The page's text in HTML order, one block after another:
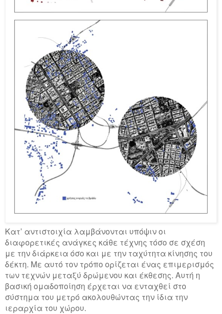
Κατ’ αντιστοιχία λαμβάνονται υπόψιν οι
διαφορετικές ανάγκες κάθε τέχνης τόσο σε σχέση
με την διάρκεια όσο και με την ταχύτητα κίνησης του
δέκτη. Με αυτό τον τρόπο ορίζεται ένας επιμερισμός
των τεχνών μεταξύ δρώμενου και έκθεσης. Αυτή η
βασική ομαδοποίηση έρχεται να ενταχθεί στο
σύστημα του μετρό ακολουθώντας την ίδια την
ιεραρχία του χώρου.